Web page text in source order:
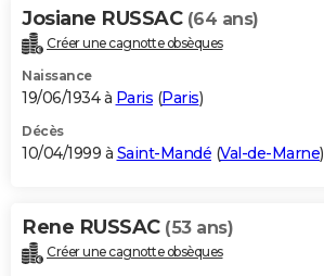
Josiane RUSSAC (64 ans)
Créer une cagnotte obsèques
Naissance
19/06/1934 à Paris (Paris)
Décès
10/04/1999 à Saint-Mandé (Val-de-Marne)
Rene RUSSAC (53 ans)
Créer une cagnotte obsèques